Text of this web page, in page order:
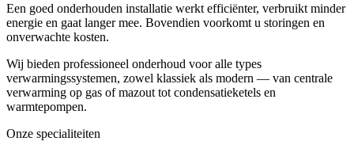
Een goed onderhouden installatie werkt efficiënter, verbruikt minder
energie en gaat langer mee. Bovendien voorkomt u storingen en
onverwachte kosten.
Wij bieden professioneel onderhoud voor alle types
verwarmingssystemen, zowel klassiek als modern — van centrale
verwarming op gas of mazout tot condensatieketels en
warmtepompen.
Onze specialiteiten